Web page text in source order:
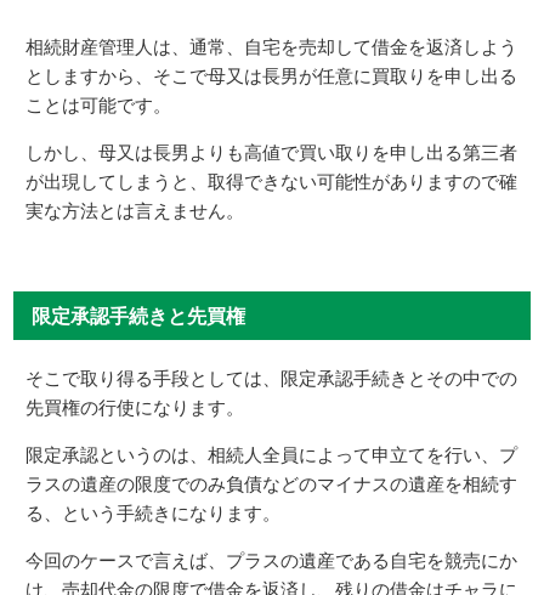
相続財産管理人は、通常、自宅を売却して借金を返済しよう
としますから、そこで母又は長男が任意に買取りを申し出る
ことは可能です。
しかし、母又は長男よりも高値で買い取りを申し出る第三者
が出現してしまうと、取得できない可能性がありますので確
実な方法とは言えません。
限定承認手続きと先買権
そこで取り得る手段としては、限定承認手続きとその中での
先買権の行使になります。
限定承認というのは、相続人全員によって申立てを行い、プ
ラスの遺産の限度でのみ負債などのマイナスの遺産を相続す
る、という手続きになります。
今回のケースで言えば、プラスの遺産である自宅を競売にか
け、売却代金の限度で借金を返済し、残りの借金はチャラに